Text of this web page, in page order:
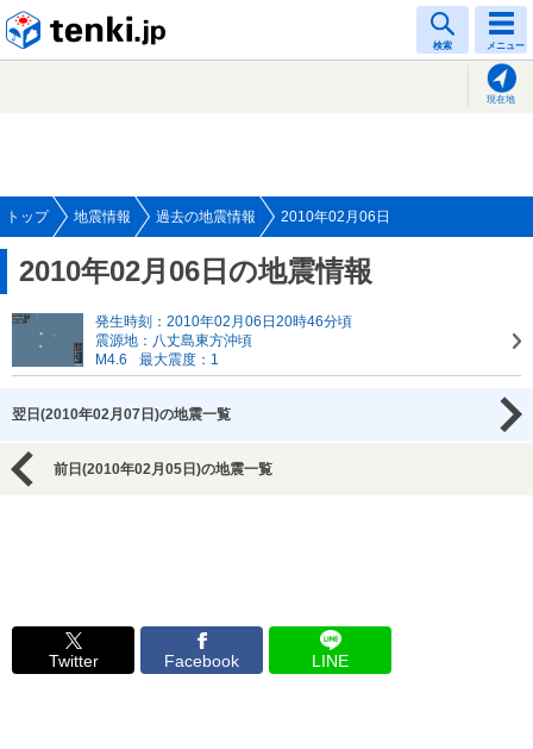
検索 メニュー
現在地
トップ 地震情報 過去の地震情報 2010年02月06日
2010年02月06日の地震情報
発生時刻：2010年02月06日20時46分頃
震源地：八丈島東方沖頃
M4.6
最大震度：1
翌日(2010年02月07日)の地震一覧
前日(2010年02月05日)の地震一覧
Twitter Facebook LINE